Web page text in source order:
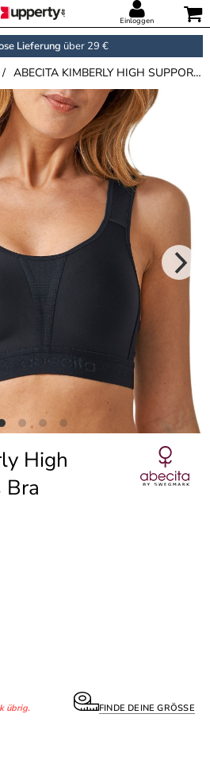
Einloggen
Lieferung über 29 €
/ ABECITA KIMBERLY HIGH SUPPORT SPORTS BRA
High
Bra
übrig. FINDE DEINE GRÖSSE